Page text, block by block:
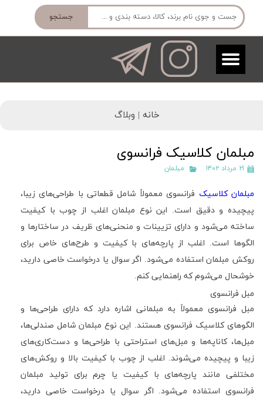
جستجو
خانه | وبلاگ
مبلمان کلاسیک فرانسوی
۲۱ مرداد ۱۴۰۲ مبلمان
مبلمان کلاسیک فرانسوی معمولاً شامل قطعاتی با طراحی‌های زیبا،
پیچیده و دقیق است. این نوع مبلمان اغلب از چوب با کیفیت
ساخته می‌شود و دارای تزیینات و منحنی‌های ظریف در ساختارها و
الگوها است. اغلب از پارچه‌های با کیفیت و طرح‌های خاص برای
روکش مبلمان استفاده می‌شود. اگر سوال یا درخواست خاصی دارید،
خوشحال می‌شوم که راهنمایی کنم.
مبل فرانسوی
مبل فرانسوی معمولاً به مبلمانی اشاره دارد که دارای طراحی‌ها و
الگوهای کلاسیک فرانسوی هستند. این نوع مبلمان شامل صندلی‌ها،
مبل‌ها، کاناپه‌ها و مبل‌های استراحتی با طراحی‌ها و دست‌کاری‌های
زیبا و پیچیده می‌شوند. اغلب از چوب با کیفیت بالا و روکش‌های
مختلفی مانند پارچه‌های با کیفیت یا چرم برای تولید مبلمان
فرانسوی استفاده می‌شود. اگر سوال یا درخواست خاصی دارید،